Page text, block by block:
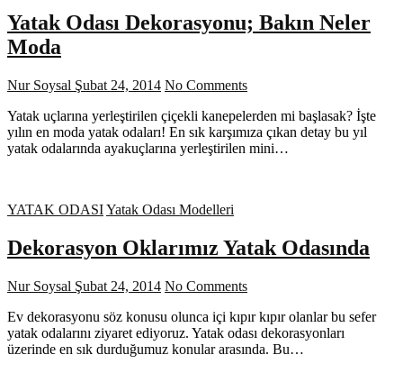
Yatak Odası Dekorasyonu; Bakın Neler
Moda
Nur Soysal Şubat 24, 2014 No Comments
Yatak uçlarına yerleştirilen çiçekli kanepelerden mi başlasak? İşte
yılın en moda yatak odaları! En sık karşımıza çıkan detay bu yıl
yatak odalarında ayakuçlarına yerleştirilen mini…
YATAK ODASIYatak Odası Modelleri
Dekorasyon Oklarımız Yatak Odasında
Nur Soysal Şubat 24, 2014 No Comments
Ev dekorasyonu söz konusu olunca içi kıpır kıpır olanlar bu sefer
yatak odalarını ziyaret ediyoruz. Yatak odası dekorasyonları
üzerinde en sık durduğumuz konular arasında. Bu…